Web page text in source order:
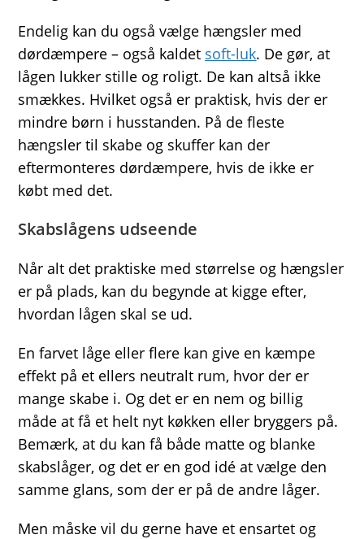
Endelig kan du også vælge hængsler med
dørdæmpere – også kaldet soft-luk. De gør, at
lågen lukker stille og roligt. De kan altså ikke
smækkes. Hvilket også er praktisk, hvis der er
mindre børn i husstanden. På de fleste
hængsler til skabe og skuffer kan der
eftermonteres dørdæmpere, hvis de ikke er
købt med det.
Skabslågens udseende
Når alt det praktiske med størrelse og hængsler
er på plads, kan du begynde at kigge efter,
hvordan lågen skal se ud.
En farvet låge eller flere kan give en kæmpe
effekt på et ellers neutralt rum, hvor der er
mange skabe i. Og det er en nem og billig
måde at få et helt nyt køkken eller bryggers på.
Bemærk, at du kan få både matte og blanke
skabslåger, og det er en god idé at vælge den
samme glans, som der er på de andre låger.
Men måske vil du gerne have et ensartet og